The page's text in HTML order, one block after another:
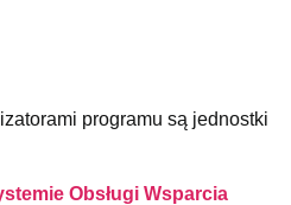
programu są jednostki
Obsługi Wsparcia